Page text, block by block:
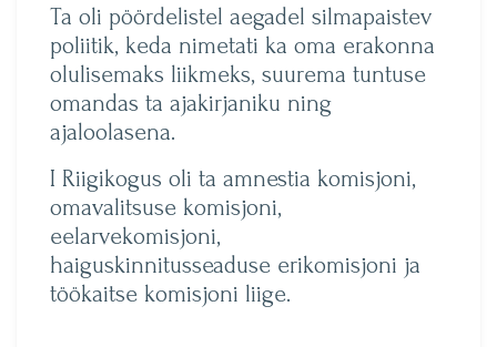
Ta oli pöördelistel aegadel silmapaistev
poliitik, keda nimetati ka oma erakonna
olulisemaks liikmeks, suurema tuntuse
omandas ta ajakirjaniku ning
ajaloolasena.
I Riigikogus oli ta amnestia komisjoni,
omavalitsuse komisjoni,
eelarvekomisjoni,
haiguskinnitusseaduse erikomisjoni ja
töökaitse komisjoni liige.